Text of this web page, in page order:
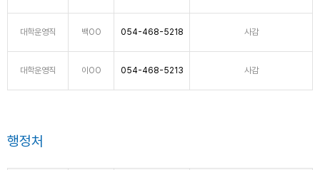
대학운영직 백OO 054-468-5218 사감
대학운영직 이OO 054-468-5213 사감
행정처